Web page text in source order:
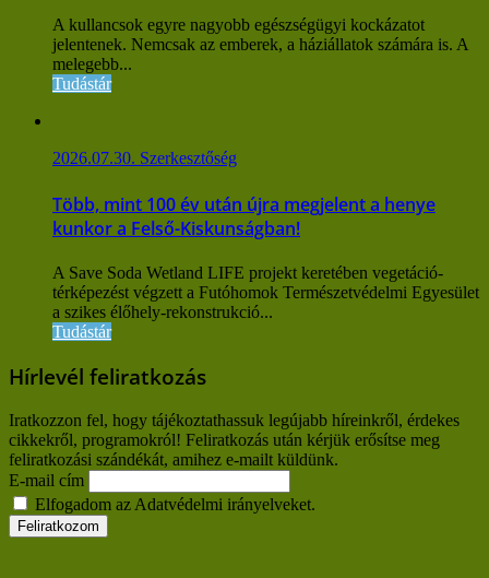
A kullancsok egyre nagyobb egészségügyi kockázatot
jelentenek. Nemcsak az emberek, a háziállatok számára is. A
melegebb...
Tudástár
2026.07.30. Szerkesztőség
Több, mint 100 év után újra megjelent a henye
kunkor a Felső-Kiskunságban!
A Save Soda Wetland LIFE projekt keretében vegetáció-
térképezést végzett a Futóhomok Természetvédelmi Egyesület
a szikes élőhely-rekonstrukció...
Tudástár
Hírlevél feliratkozás
Iratkozzon fel, hogy tájékoztathassuk legújabb híreinkről, érdekes
cikkekről, programokról! Feliratkozás után kérjük erősítse meg
feliratkozási szándékát, amihez e-mailt küldünk.
E-mail cím
Elfogadom az Adatvédelmi irányelveket.